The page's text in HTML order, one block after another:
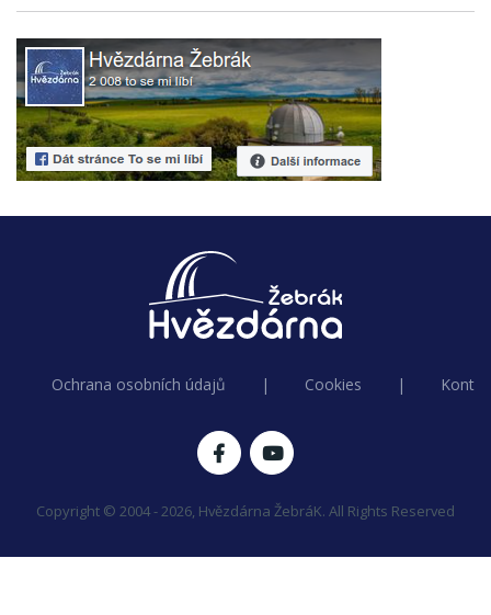
Ochrana osobních údajů | Cookies |
Copyright © 2004 - 2026, Hvězdárna ŽebráK. All Rights Reserved